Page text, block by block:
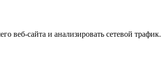
веб-сайта и анализировать сетевой трафик.